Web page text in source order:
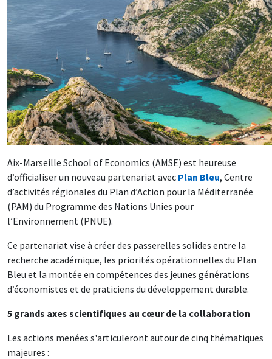
Aix-Marseille School of Economics (AMSE) est heureuse
d’officialiser un nouveau partenariat avec Plan Bleu, Centre
d’activités régionales du Plan d’Action pour la Méditerranée
(PAM) du Programme des Nations Unies pour
l’Environnement (PNUE).
Ce partenariat vise à créer des passerelles solides entre la
recherche académique, les priorités opérationnelles du Plan
Bleu et la montée en compétences des jeunes générations
d’économistes et de praticiens du développement durable.
5 grands axes scientifiques au cœur de la collaboration
Les actions menées s'articuleront autour de cinq thématiques
majeures :